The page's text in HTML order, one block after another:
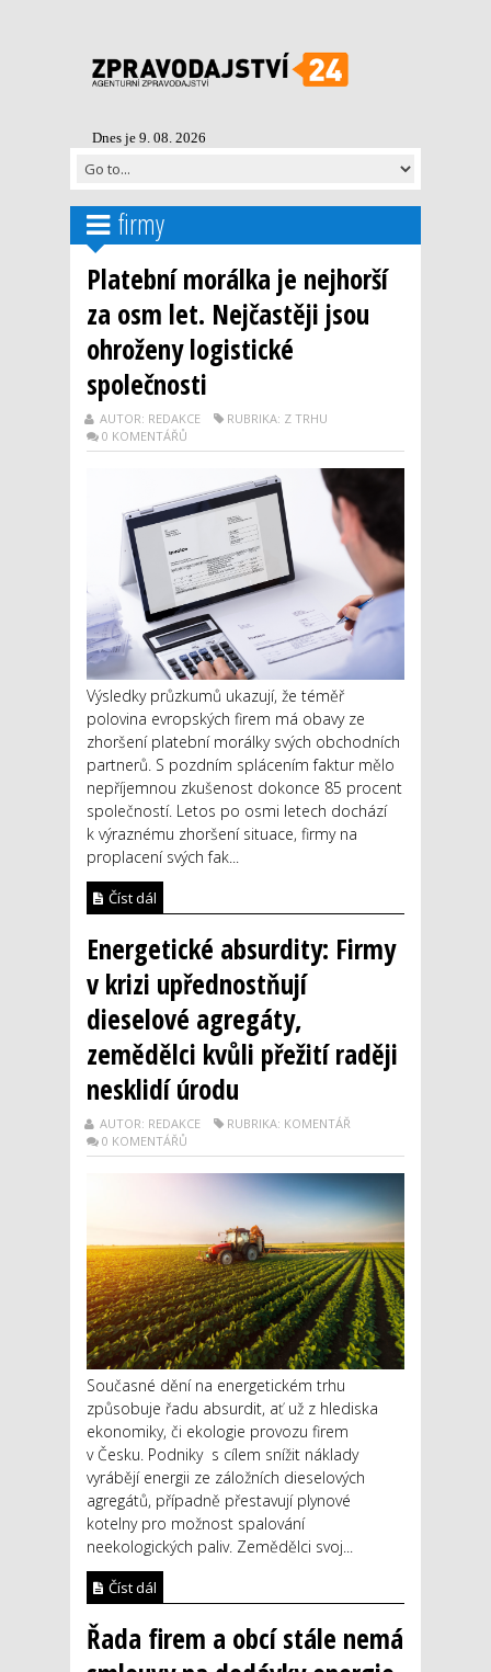
Dnes je 9. 08. 2026
firmy
Platební morálka je nejhorší
za osm let. Nejčastěji jsou
ohroženy logistické
společnosti
AUTOR: REDAKCE
RUBRIKA: Z TRHU
0 KOMENTÁŘŮ
Výsledky průzkumů ukazují, že téměř
polovina evropských firem má obavy ze
zhoršení platební morálky svých obchodních
partnerů. S pozdním splácením faktur mělo
nepříjemnou zkušenost dokonce 85 procent
společností. Letos po osmi letech dochází
k výraznému zhoršení situace, firmy na
proplacení svých fak...
Číst dál
Energetické absurdity: Firmy
v krizi upřednostňují
dieselové agregáty,
zemědělci kvůli přežití raději
nesklidí úrodu
AUTOR: REDAKCE
RUBRIKA: KOMENTÁŘ
0 KOMENTÁŘŮ
Současné dění na energetickém trhu
způsobuje řadu absurdit, ať už z hlediska
ekonomiky, či ekologie provozu firem
v Česku. Podniky s cílem snížit náklady
vyrábějí energii ze záložních dieselových
agregátů, případně přestavují plynové
kotelny pro možnost spalování
neekologických paliv. Zemědělci svoj...
Číst dál
Řada firem a obcí stále nemá